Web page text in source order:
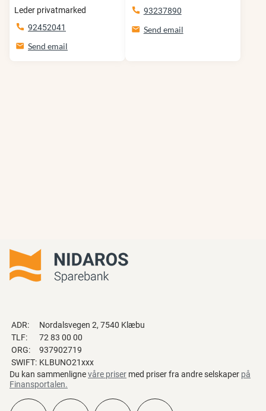
Leder privatmarked
92452041
Send email
93237890
Send email
ADR:
Nordalsvegen 2, 7540 Klæbu
TLF:
72 83 00 00
ORG:
937902719
SWIFT: KLBUNO21xxx
Du kan sammenlignevåre priser med priser fra andre selskaper på
Finansportalen.